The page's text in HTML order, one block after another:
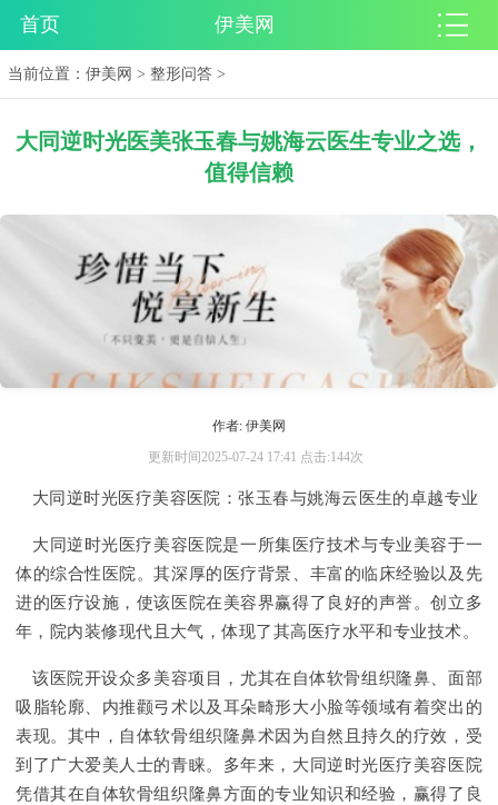
首页 伊美网
当前位置：伊美网 >整形问答 >
大同逆时光医美张玉春与姚海云医生专业之选，
值得信赖
作者: 伊美网
更新时间2025-07-24 17:41 点击:144次
大同逆时光医疗美容医院：张玉春与姚海云医生的卓越专业
大同逆时光医疗美容医院是一所集医疗技术与专业美容于一
体的综合性医院。其深厚的医疗背景、丰富的临床经验以及先
进的医疗设施，使该医院在美容界赢得了良好的声誉。创立多
年，院内装修现代且大气，体现了其高医疗水平和专业技术。
该医院开设众多美容项目，尤其在自体软骨组织隆鼻、面部
吸脂轮廓、内推颧弓术以及耳朵畸形大小脸等领域有着突出的
表现。其中，自体软骨组织隆鼻术因为自然且持久的疗效，受
到了广大爱美人士的青睐。多年来，大同逆时光医疗美容医院
凭借其在自体软骨组织隆鼻方面的专业知识和经验，赢得了良